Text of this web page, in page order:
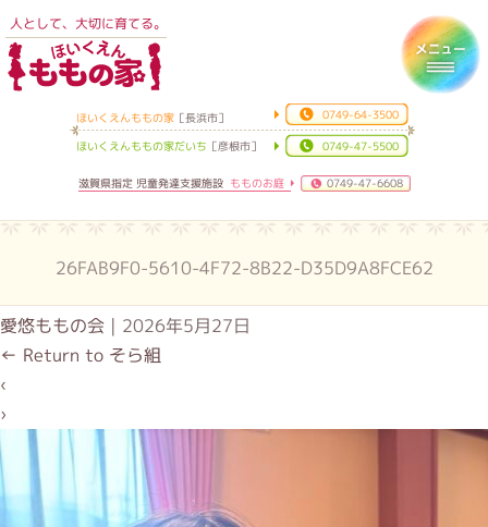
人として、大切に育てる。
ほいくえんももの家 ［長浜市］ 0749-64-3500
ほいくえんももの家だいち ［彦根市］ 0749-47-5500
滋賀県指定 児童発達支援施設もものお庭 0749-47-6608
26FAB9F0-5610-4F72-8B22-D35D9A8FCE62
愛悠ももの会 | 2026年5月27日
← Return to そら組
‹
›